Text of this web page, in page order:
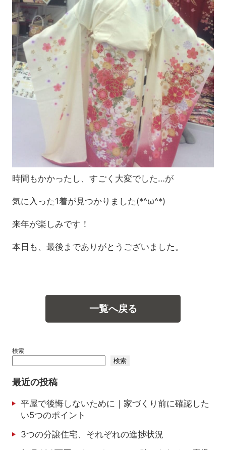
時間もかかったし、すごく大変でした…が
気に入った1着が見つかりました(*^ω^*)
来年が楽しみです！
本日も、最後までありがとうございました。
一覧へ戻る
検索
検索
最近の投稿
平屋で後悔しないために｜家づくり前に確認した
い5つのポイント
3つの分譲住宅、それぞれの進捗状況